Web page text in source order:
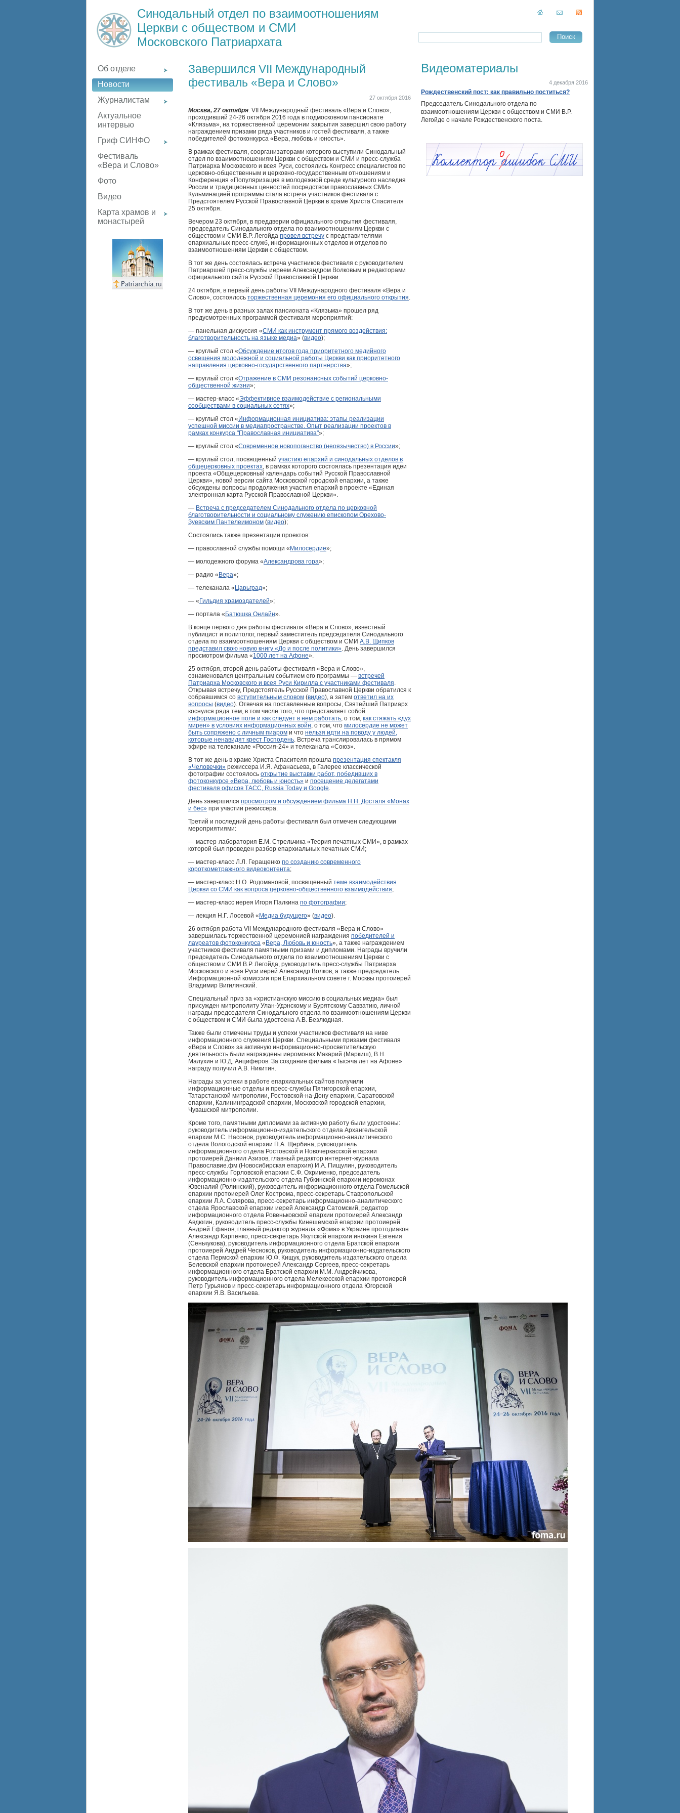
Синодальный отдел по взаимоотношениям
Церкви с обществом и СМИ
Московского Патриархата
Об отделе
Новости
Журналистам
Актуальное
интервью
Гриф СИНФО
Фестиваль
«Вера и Слово»
Фото
Видео
Карта храмов и
монастырей
Видеоматериалы
4 декабря 2016
Рождественский пост: как правильно поститься?
Председатель Синодального отдела по
взаимоотношениям Церкви с обществом и СМИ В.Р.
Легойде о начале Рождественского поста.
Завершился VII Международный
фестиваль «Вера и Слово»
27 октября 2016
Москва, 27 октября. VII Международный фестиваль «Вера и Слово»,
проходивший 24-26 октября 2016 года в подмосковном пансионате
«Клязьма», на торжественной церемонии закрытия завершил свою работу
награждением призами ряда участников и гостей фестиваля, а также
победителей фотоконкурса «Вера, любовь и юность».
В рамках фестиваля, соорганизаторами которого выступили Синодальный
отдел по взаимоотношениям Церкви с обществом и СМИ и пресс-служба
Патриарха Московского и всея Руси, состоялись Конгресс специалистов по
церковно-общественным и церковно-государственным отношениям и
Конференция «Популяризация в молодежной среде культурного наследия
России и традиционных ценностей посредством православных СМИ».
Кульминацией программы стала встреча участников фестиваля с
Предстоятелем Русской Православной Церкви в храме Христа Спасителя
25 октября.
Вечером 23 октября, в преддверии официального открытия фестиваля,
председатель Синодального отдела по взаимоотношениям Церкви с
обществом и СМИ В.Р. Легойда провел встречу с представителями
епархиальных пресс-служб, информационных отделов и отделов по
взаимоотношениям Церкви с обществом.
В тот же день состоялась встреча участников фестиваля с руководителем
Патриаршей пресс-службы иереем Александром Волковым и редакторами
официального сайта Русской Православной Церкви.
24 октября, в первый день работы VII Международного фестиваля «Вера и
Слово», состоялось торжественная церемония его официального открытия.
В тот же день в разных залах пансионата «Клязьма» прошел ряд
предусмотренных программой фестиваля мероприятий:
— панельная дискуссия «СМИ как инструмент прямого воздействия:
благотворительность на языке медиа» (видео);
— круглый стол «Обсуждение итогов года приоритетного медийного
освещения молодежной и социальной работы Церкви как приоритетного
направления церковно-государственного партнерства»;
— круглый стол «Отражение в СМИ резонансных событий церковно-
общественной жизни»;
— мастер-класс «Эффективное взаимодействие с региональными
сообществами в социальных сетях»;
— круглый стол «Информационная инициатива: этапы реализации
успешной миссии в медиапространстве. Опыт реализации проектов в
рамках конкурса "Православная инициатива"»;
— круглый стол «Современное новопоганство (неоязычество) в России»;
— круглый стол, посвященный участию епархий и синодальных отделов в
общецерковных проектах, в рамках которого состоялась презентация идеи
проекта «Общецерковный календарь событий Русской Православной
Церкви», новой версии сайта Московской городской епархии, а также
обсуждены вопросы продолжения участия епархий в проекте «Единая
электронная карта Русской Православной Церкви».
— Встреча с председателем Синодального отдела по церковной
благотворительности и социальному служению епископом Орехово-
Зуевским Пантелеимоном (видео);
Состоялись также презентации проектов:
— православной службы помощи «Милосердие»;
— молодежного форума «Александрова гора»;
— радио «Вера»;
— телеканала «Царьград»;
— «Гильдия храмоздателей»;
— портала «Батюшка Онлайн».
В конце первого дня работы фестиваля «Вера и Слово», известный
публицист и политолог, первый заместитель председателя Синодального
отдела по взаимоотношениям Церкви с обществом и СМИ А.В. Щипков
представил свою новую книгу «До и после политики». День завершился
просмотром фильма «1000 лет на Афоне».
25 октября, второй день работы фестиваля «Вера и Слово»,
ознаменовался центральным событием его программы — встречей
Патриарха Московского и всея Руси Кирилла с участниками фестиваля.
Открывая встречу, Предстоятель Русской Православной Церкви обратился к
собравшимся со вступительным словом (видео), а затем ответил на их
вопросы (видео). Отвечая на поставленные вопросы, Святейший Патриарх
коснулся ряда тем, в том числе того, что представляет собой
информационное поле и как следует в нем работать, о том, как стяжать «дух
мирен» в условиях информационных войн, о том, что милосердие не может
быть сопряжено с личным пиаром и что нельзя идти на поводу у людей,
которые ненавидят крест Господень. Встреча транслировалась в прямом
эфире на телеканале «Россия-24» и телеканала «Союз».
В тот же день в храме Христа Спасителя прошла презентация спектакля
«Человечки» режиссера И.Я. Афанасьева, в Галерее классической
фотографии состоялось открытие выставки работ, победивших в
фотоконкурсе «Вера, любовь и юность» и посещение делегатами
фестиваля офисов ТАСС, Russia Today и Google.
День завершился просмотром и обсуждением фильма Н.Н. Досталя «Монах
и бес» при участии режиссера.
Третий и последний день работы фестиваля был отмечен следующими
мероприятиями:
— мастер-лаборатория Е.М. Стрельчика «Теория печатных СМИ», в рамках
которой был проведен разбор епархиальных печатных СМИ;
— мастер-класс Л.Л. Геращенко по созданию современного
короткометражного видеоконтента;
— мастер-класс Н.О. Родомановой, посвященный теме взаимодействия
Церкви со СМИ как вопроса церковно-общественного взаимодействия;
— мастер-класс иерея Игоря Палкина по фотографии;
— лекция Н.Г. Лосевой «Медиа будущего» (видео).
26 октября работа VII Международного фестиваля «Вера и Слово»
завершилась торжественной церемонией награждения победителей и
лауреатов фотоконкурса «Вера, Любовь и юность», а также награждением
участников фестиваля памятными призами и дипломами. Награды вручили
председатель Синодального отдела по взаимоотношениям Церкви с
обществом и СМИ В.Р. Легойда, руководитель пресс-службы Патриарха
Московского и всея Руси иерей Александр Волков, а также председатель
Информационной комиссии при Епархиальном совете г. Москвы протоиерей
Владимир Вигилянский.
Специальный приз за «христианскую миссию в социальных медиа» был
присужден митрополиту Улан-Удэнскому и Бурятскому Савватию, личной
награды председателя Синодального отдела по взаимоотношениям Церкви
с обществом и СМИ была удостоена А.В. Безлюдная.
Также были отмечены труды и успехи участников фестиваля на ниве
информационного служения Церкви. Специальными призами фестиваля
«Вера и Слово» за активную информационно-просветительскую
деятельность были награждены иеромонах Макарий (Маркиш), В.Н.
Малухин и Ю.Д. Анциферов. За создание фильма «Тысяча лет на Афоне»
награду получил А.В. Никитин.
Награды за успехи в работе епархиальных сайтов получили
информационные отделы и пресс-службы Пятигорской епархии,
Татарстанской митрополии, Ростовской-на-Дону епархии, Саратовской
епархии, Калининградской епархии, Московской городской епархии,
Чувашской митрополии.
Кроме того, памятными дипломами за активную работу были удостоены:
руководитель информационно-издательского отдела Архангельской
епархии М.С. Насонов, руководитель информационно-аналитического
отдела Вологодской епархии П.А. Щербина, руководитель
информационного отдела Ростовской и Новочеркасской епархии
протоиерей Даниил Азизов, главный редактор интернет-журнала
Православие.фм (Новосибирская епархия) И.А. Пищулин, руководитель
пресс-службы Горловской епархии С.Ф. Охрименко, председатель
информационно-издательского отдела Губкинской епархии иеромонах
Ювеналий (Ролинский), руководитель информационного отдела Гомельской
епархии протоиерей Олег Кострома, пресс-секретарь Ставропольской
епархии Л.А. Склярова, пресс-секретарь информационно-аналитического
отдела Ярославской епархии иерей Александр Сатомский, редактор
информационного отдела Ровеньковской епархии протоиерей Александр
Авдюгин, руководитель пресс-службы Кинешемской епархии протоиерей
Андрей Ефанов, главный редактор журнала «Фома» в Украине протодиакон
Александр Карпенко, пресс-секретарь Якутской епархии инокиня Евгения
(Сеньчукова), руководитель информационного отдела Братской епархии
протоиерей Андрей Чесноков, руководитель информационно-издательского
отдела Пермской епархии Ю.Ф. Кищук, руководитель издательского отдела
Белевской епархии протоиерей Александр Сергеев, пресс-секретарь
информационного отдела Братской епархии М.М. Андрейчикова,
руководитель информационного отдела Мелекесской епархии протоиерей
Петр Гурьянов и пресс-секретарь информационного отдела Югорской
епархии Я.В. Васильева.